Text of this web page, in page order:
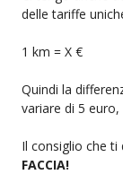
delle tariffe
1 km = X €
Quindi la
variare di 5
Il consiglio che ti
FACCIA!